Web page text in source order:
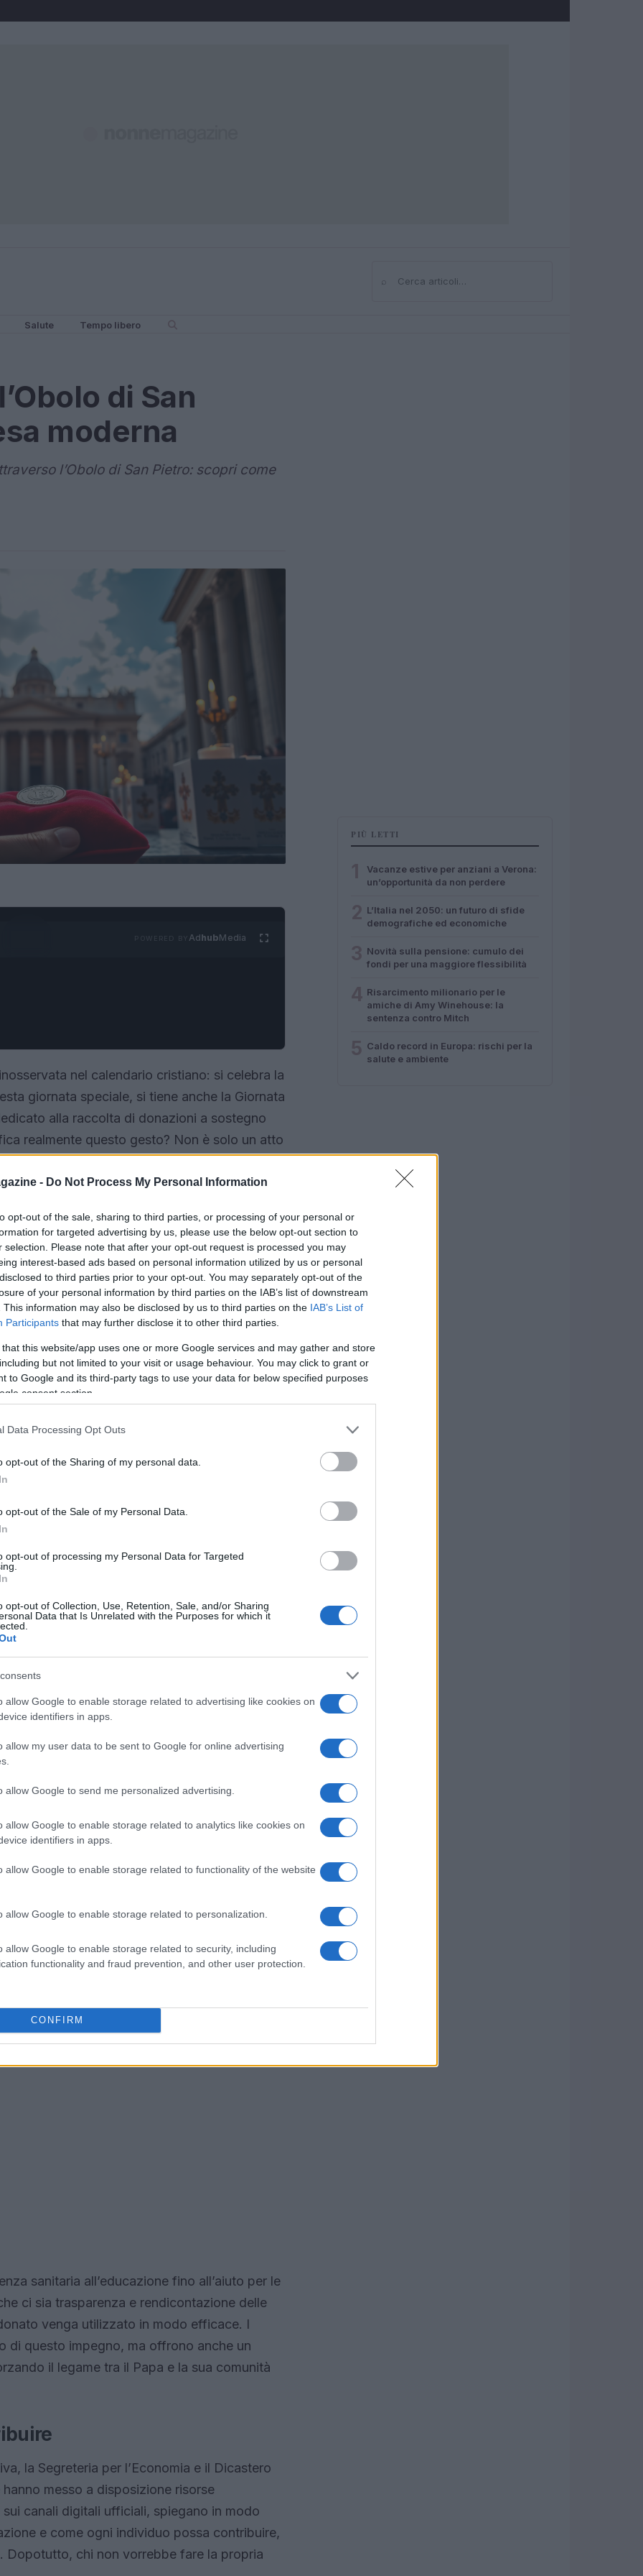
- Do Not Process My Personal Information
opt-out of the sale, sharing to third parties, or processing of your personal or
for targeted advertising by us, please use the below opt-out section to
selection. Please note that after your opt-out request is processed you may
interest-based ads based on personal information utilized by us or personal
to third parties prior to your opt-out. You may separately opt-out of the
of your personal information by third parties on the IAB’s list of downstream
This information may also be disclosed by us to third parties on the IAB’s List of
Participants that may further disclose it to other third parties.
that this website/app uses one or more Google services and may gather and store
but not limited to your visit or usage behaviour. You may click to grant or
to Google and its third-party tags to use your data for below specified purposes
consent section.
Data Processing Opt Outs
opt-out of the Sharing of my personal data.
opt-out of the Sale of my Personal Data.
opt-out of processing my Personal Data for Targeted
opt-out of Collection, Use, Retention, Sale, and/or Sharing
Data that Is Unrelated with the Purposes for which it
allow Google to enable storage related to advertising like cookies on
identifiers in apps.
allow my user data to be sent to Google for online advertising
allow Google to send me personalized advertising.
allow Google to enable storage related to analytics like cookies on
identifiers in apps.
allow Google to enable storage related to functionality of the website
allow Google to enable storage related to personalization.
allow Google to enable storage related to security, including
functionality and fraud prevention, and other user protection.
CONFIRM
⌕Cerca
Salute Tempo libero
di San
moderna
l’Obolo di San Pietro: scopri come
AdhubMedia
nel calendario cristiano: si celebra la
giornata speciale, si tiene anche la Giornata
alla raccolta di donazioni a sostegno
realmente questo gesto? Non è solo un atto
profondo di comunione con il Pontefice e un
opera apostolica.
Pietro
nella tradizione secolare di solidarietà
permette di contribuire all’annuncio del
pace nel mondo. Quando il Papa ringrazia
invita a riflettere sulla nostra responsabilità
difficoltà. Attraverso questa iniziativa, i fedeli
tangibile a progetti sociali e di assistenza
il mondo.
visto un incremento significativo delle
interessante: nel 2024, le entrate sono
58 milioni di euro. Questo non è solo un
della comunità nel sostenere le iniziative
progetti sociali
San Pietro non sono semplici cifre su un
che cambiano la vita delle persone. Nel
euro per sostenere ben 239 progetti sociali
è la testimonianza dell’impatto globale di
piccole donazioni possano avere un effetto
sanitaria all’educazione fino all’aiuto per le
ci sia trasparenza e rendicontazione delle
venga utilizzato in modo efficace. I
di questo impegno, ma offrono anche un
il legame tra il Papa e la sua comunità
la Segreteria per l’Economia e il Dicastero
messo a disposizione risorse
canali digitali ufficiali, spiegano in modo
e come ogni individuo possa contribuire,
Dopotutto, chi non vorrebbe fare la propria
PIÙ LETTI
Vacanze estive per anziani a Verona:
un’opportunità da non perdere
L’Italia nel 2050: un futuro di sfide
demografiche ed economiche
Novità sulla pensione: cumulo dei
fondi per una maggiore flessibilità
Risarcimento milionario per le
amiche di Amy Winehouse: la
sentenza contro Mitch
Caldo record in Europa: rischi per la
salute e ambiente